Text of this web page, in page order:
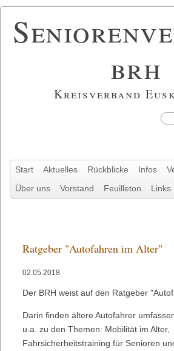
brh
Kreisverband
Navigation
überspringen
Start Aktuelles Rückblicke Infos
Über uns
Vorstand Feuilleton Links
Ratgeber "Autofahren im Alter"
02.05.2018
Der BRH weist auf den Ratgeber
Darin finden ältere Autofahrer
u.a. zu den Themen: Mobilität im Alter,
Fahrsicherheitstraining für Senioren